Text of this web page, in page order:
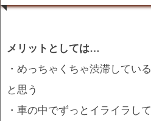
メリットとしては…
・めっちゃくちゃ渋滞してい
と思う
・車の中でずっとイライラし